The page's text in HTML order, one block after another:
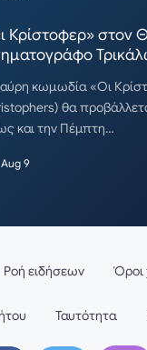
Κρίστοφερ» στον
κωμωδία «Οι
θα
και την Πέμπτη…
Aug 9
Ροή ειδήσεων Όροι
Ταυτότητα